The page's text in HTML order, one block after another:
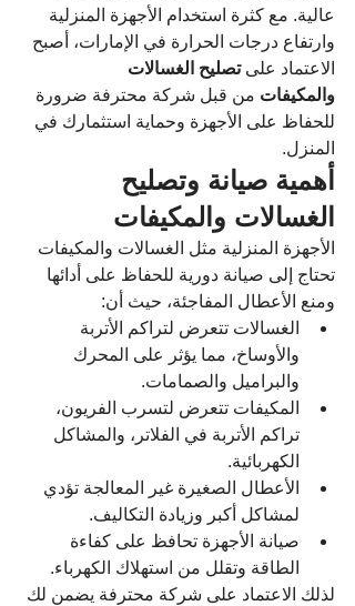
عالية. مع كثرة استخدام الأجهزة المنزلية
وارتفاع درجات الحرارة في الإمارات، أصبح
الاعتماد على تصليح الغسالات
والمكيفات من قبل شركة محترفة ضرورة
للحفاظ على الأجهزة وحماية استثمارك في
المنزل.
أهمية صيانة وتصليح
الغسالات والمكيفات
الأجهزة المنزلية مثل الغسالات والمكيفات
تحتاج إلى صيانة دورية للحفاظ على أدائها
ومنع الأعطال المفاجئة، حيث أن:
الغسالات تتعرض لتراكم الأتربة
والأوساخ، مما يؤثر على المحرك
والبراميل والصمامات.
المكيفات تتعرض لتسرب الفريون،
تراكم الأتربة في الفلاتر، والمشاكل
الكهربائية.
الأعطال الصغيرة غير المعالجة تؤدي
لمشاكل أكبر وزيادة التكاليف.
صيانة الأجهزة تحافظ على كفاءة
الطاقة وتقلل من استهلاك الكهرباء.
لذلك الاعتماد على شركة محترفة يضمن لك